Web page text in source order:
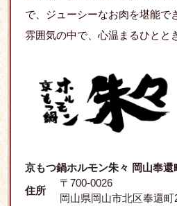
で、ジューシーなお肉を堪能で
雰囲気の中で、心温まるひとと
京もつ鍋ホルモン朱々 岡山奉還
住所
〒700-0026
岡山県岡山市北区奉還町